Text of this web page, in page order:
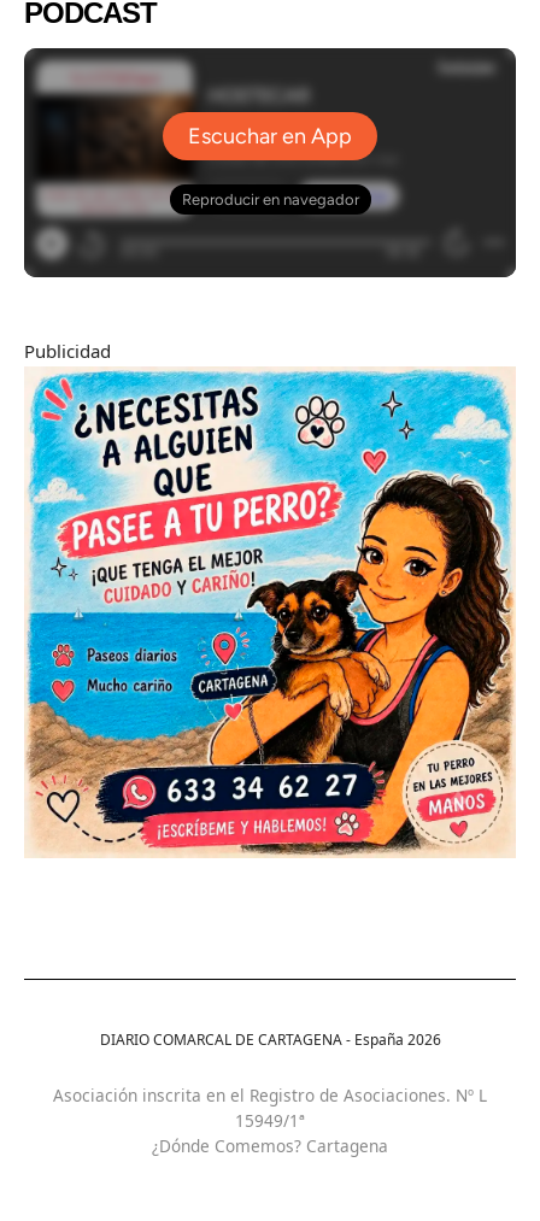
PODCAST
Publicidad
DIARIO COMARCAL DE CARTAGENA - España 2026
Asociación inscrita en el Registro de Asociaciones. Nº L
15949/1ª
¿Dónde Comemos? Cartagena